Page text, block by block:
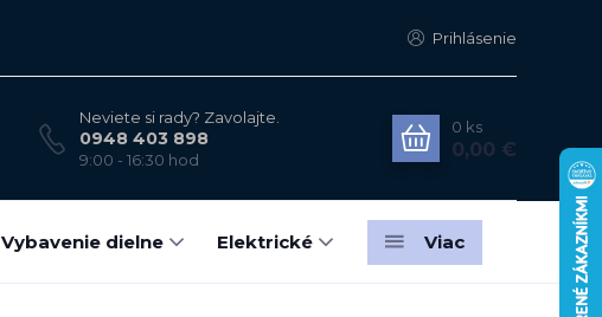
Prihlásenie
Neviete si rady? Zavolajte.
0948 403 898
9:00 - 16:30 hod
0 ks
0,00 €
Vybavenie dielne Elektrické Viac